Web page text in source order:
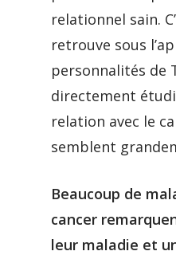
relationnel sain.
retrouve sous
personnalités de
directement
relation avec le
semblent
Beaucoup de
cancer
leur maladie et